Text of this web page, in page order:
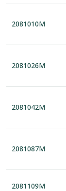
2081010M
2081026M
2081042M
2081087M
2081109M